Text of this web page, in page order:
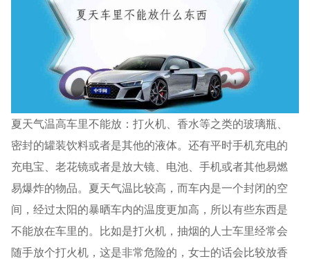
夏天气温高车里不能放：打火机、香水等之类的玻璃瓶、
密封的罐装饮料或者是其他的液体。还有平时手机充电的
充电宝、老花镜或者是放大镜、电池、手机或者其他易燃
易爆炸的物品。夏天气温比较高，而车内是一个封闭的空
间，经过太阳的暴晒车内的温度更加高，所以有些东西是
不能放在车里的。比如是打火机，抽烟的人士车里经常会
随手放个打火机，这是非常危险的，女士的话会比较放香